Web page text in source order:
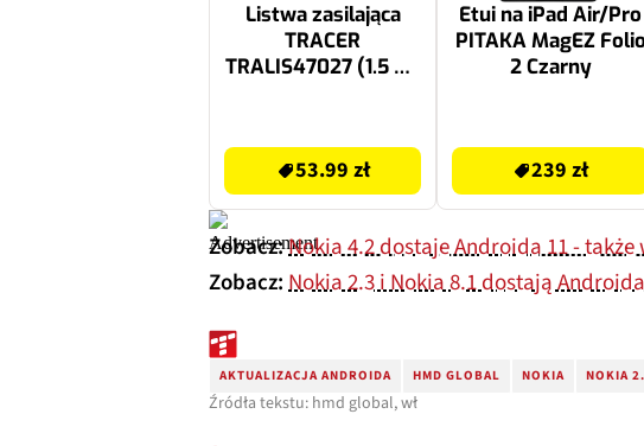
Listwa zasilająca
TRACER
TRALIS47027 (1.5 m)
53.99 zł
Etui na iPad Air/Pro
PITAKA MagEZ Folio
2 Czarny
239 zł
Zobacz:Nokia 4.2 dostaje Androida 11 - także
Zobacz:Nokia 2.3 i Nokia 8.1 dostają
AKTUALIZACJA ANDROIDA HMD GLOBAL NOKIA NOKIA
Źródła tekstu: hmd global, wł